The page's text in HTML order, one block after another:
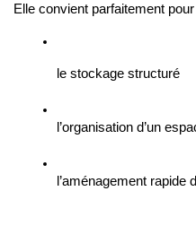
Elle convient parfaitement pour
le stockage structuré
l’organisation d’un
l’aménagement rapide